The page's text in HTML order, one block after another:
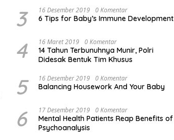
3 16 Desember 2019 0 Komentar
6 Tips for Baby’s Immune Development
4 16 Maret 2019 0 Komentar
14 Tahun Terbunuhnya Munir, Polri
Didesak Bentuk Tim Khusus
5 16 Desember 2019 0 Komentar
Balancing Housework And Your Baby
6 17 Desember 2019 0 Komentar
Mental Health Patients Reap Benefits of
Psychoanalysis